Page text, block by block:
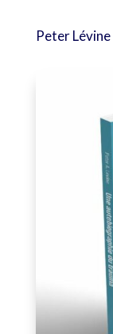
Peter